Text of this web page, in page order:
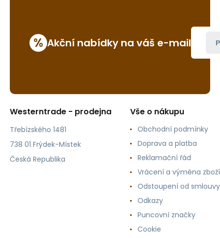
% Akční nabídky na váš e-mail
Westerntrade - prodejna
Třebízského 1481
738 01 Frýdek-Místek
Česká Republika
Vše o nákupu
Obchodní podmínky
Doprava a platba
Reklamační řád
Vrácení a výměna zboží
Odstoupení od smlouvy
Odkazy
Puncovní značky
Cookie